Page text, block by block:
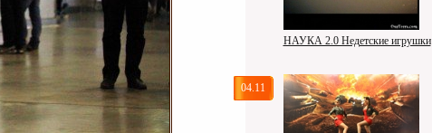
НАУКА 2.0 Недетские игрушки
04.11